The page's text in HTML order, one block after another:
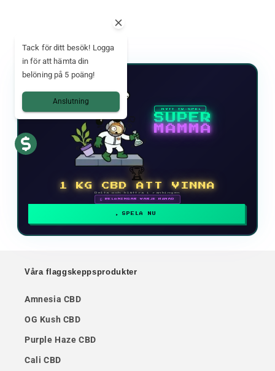
NYTT TV-SPEL
SUPER
MAMMA
🏆
1 KG CBD ATT VINNA
Delta och klättra i rankingen
🗓 BELÖNINGAR VARJE MÅNAD
SPELA NU
Våra flaggskeppsprodukter
Amnesia CBD
OG Kush CBD
Purple Haze CBD
Cali CBD
Tack för ditt besök! Logga
in för att hämta din
belöning på 5 poäng!
Anslutning